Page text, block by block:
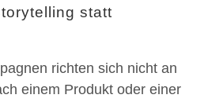
statt
richten sich nicht an
einem Produkt oder einer